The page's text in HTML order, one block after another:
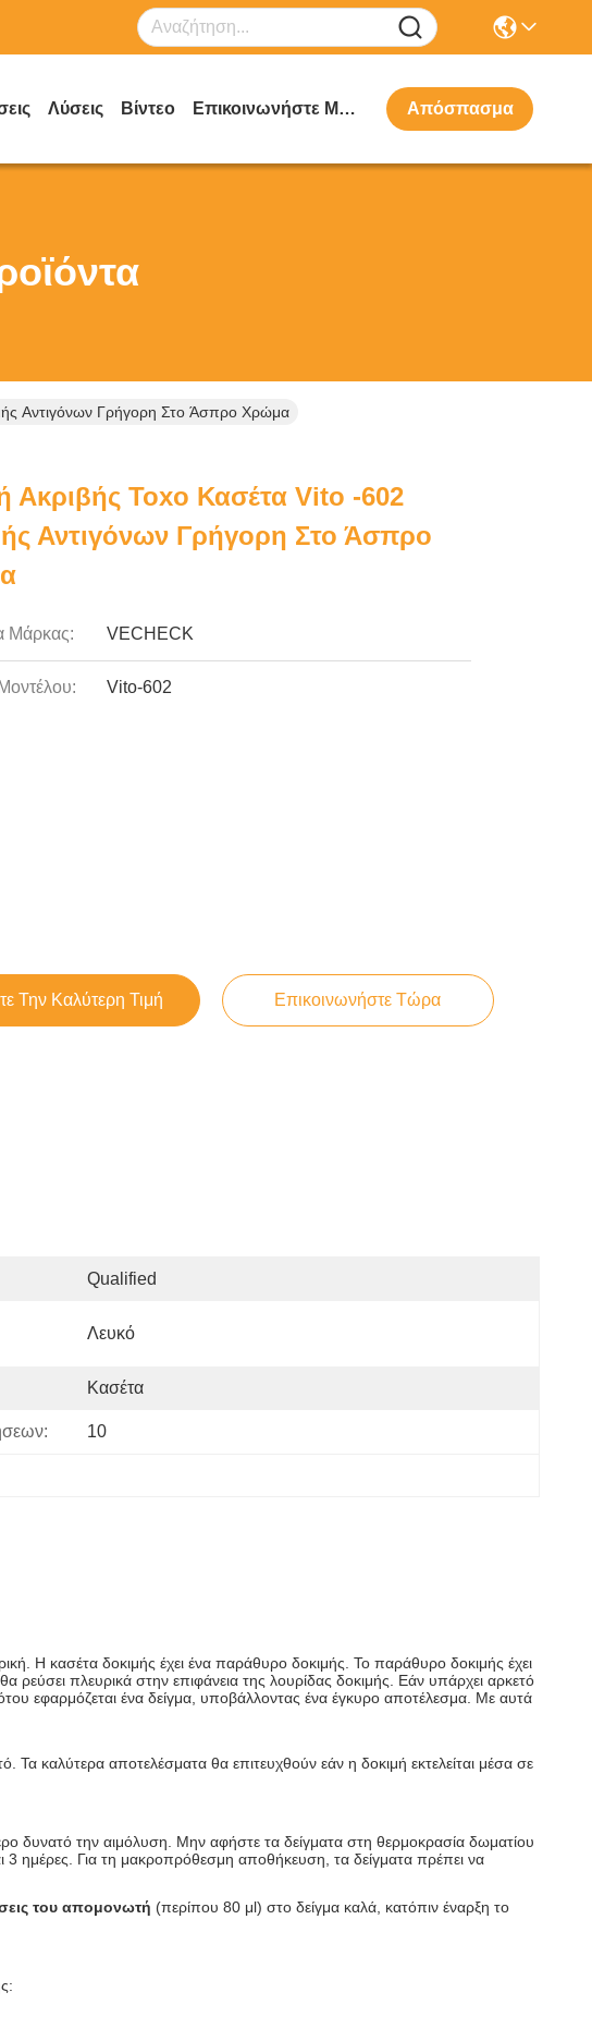
Λύσεις Βίντεο Επικοινωνήστε Μαζί Μας Απόσπασμα
Αντιγόνων Γρήγορη Στο Άσπρο Χρώμα
Ακριβής Toxo Κασέτα Vito -602
Αντιγόνων Γρήγορη Στο Άσπρο
Μάρκας: VECHECK
Vito-602
Την Καλύτερη Τιμή Επικοινωνήστε Τώρα
Qualified
Λευκό
Κασέτα
10
Η κασέτα δοκιμής έχει ένα παράθυρο δοκιμής. Το παράθυρο δοκιμής έχει
πλευρικά στην επιφάνεια της λουρίδας δοκιμής. Εάν υπάρχει αρκετό
εφαρμόζεται ένα δείγμα, υποβάλλοντας ένα έγκυρο αποτέλεσμα. Με αυτά
καλύτερα αποτελέσματα θα επιτευχθούν εάν η δοκιμή εκτελείται μέσα σε
δυνατό την αιμόλυση. Μην αφήστε τα δείγματα στη θερμοκρασία δωματίου
3 ημέρες. Για τη μακροπρόθεσμη αποθήκευση, τα δείγματα πρέπει να
του απομονωτή (περίπου 80 μl) στο δείγμα καλά, κατόπιν έναρξη το